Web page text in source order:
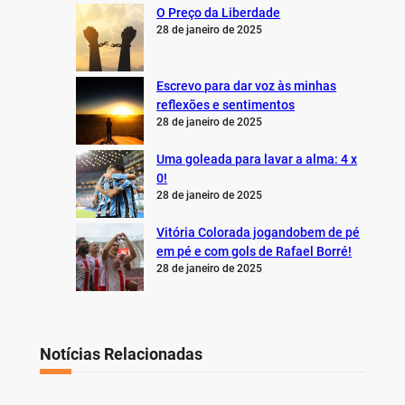
O Preço da Liberdade
28 de janeiro de 2025
Escrevo para dar voz às minhas
reflexões e sentimentos
28 de janeiro de 2025
Uma goleada para lavar a alma: 4 x
0!
28 de janeiro de 2025
Vitória Colorada jogandobem de pé
em pé e com gols de Rafael Borré!
28 de janeiro de 2025
Notícias Relacionadas